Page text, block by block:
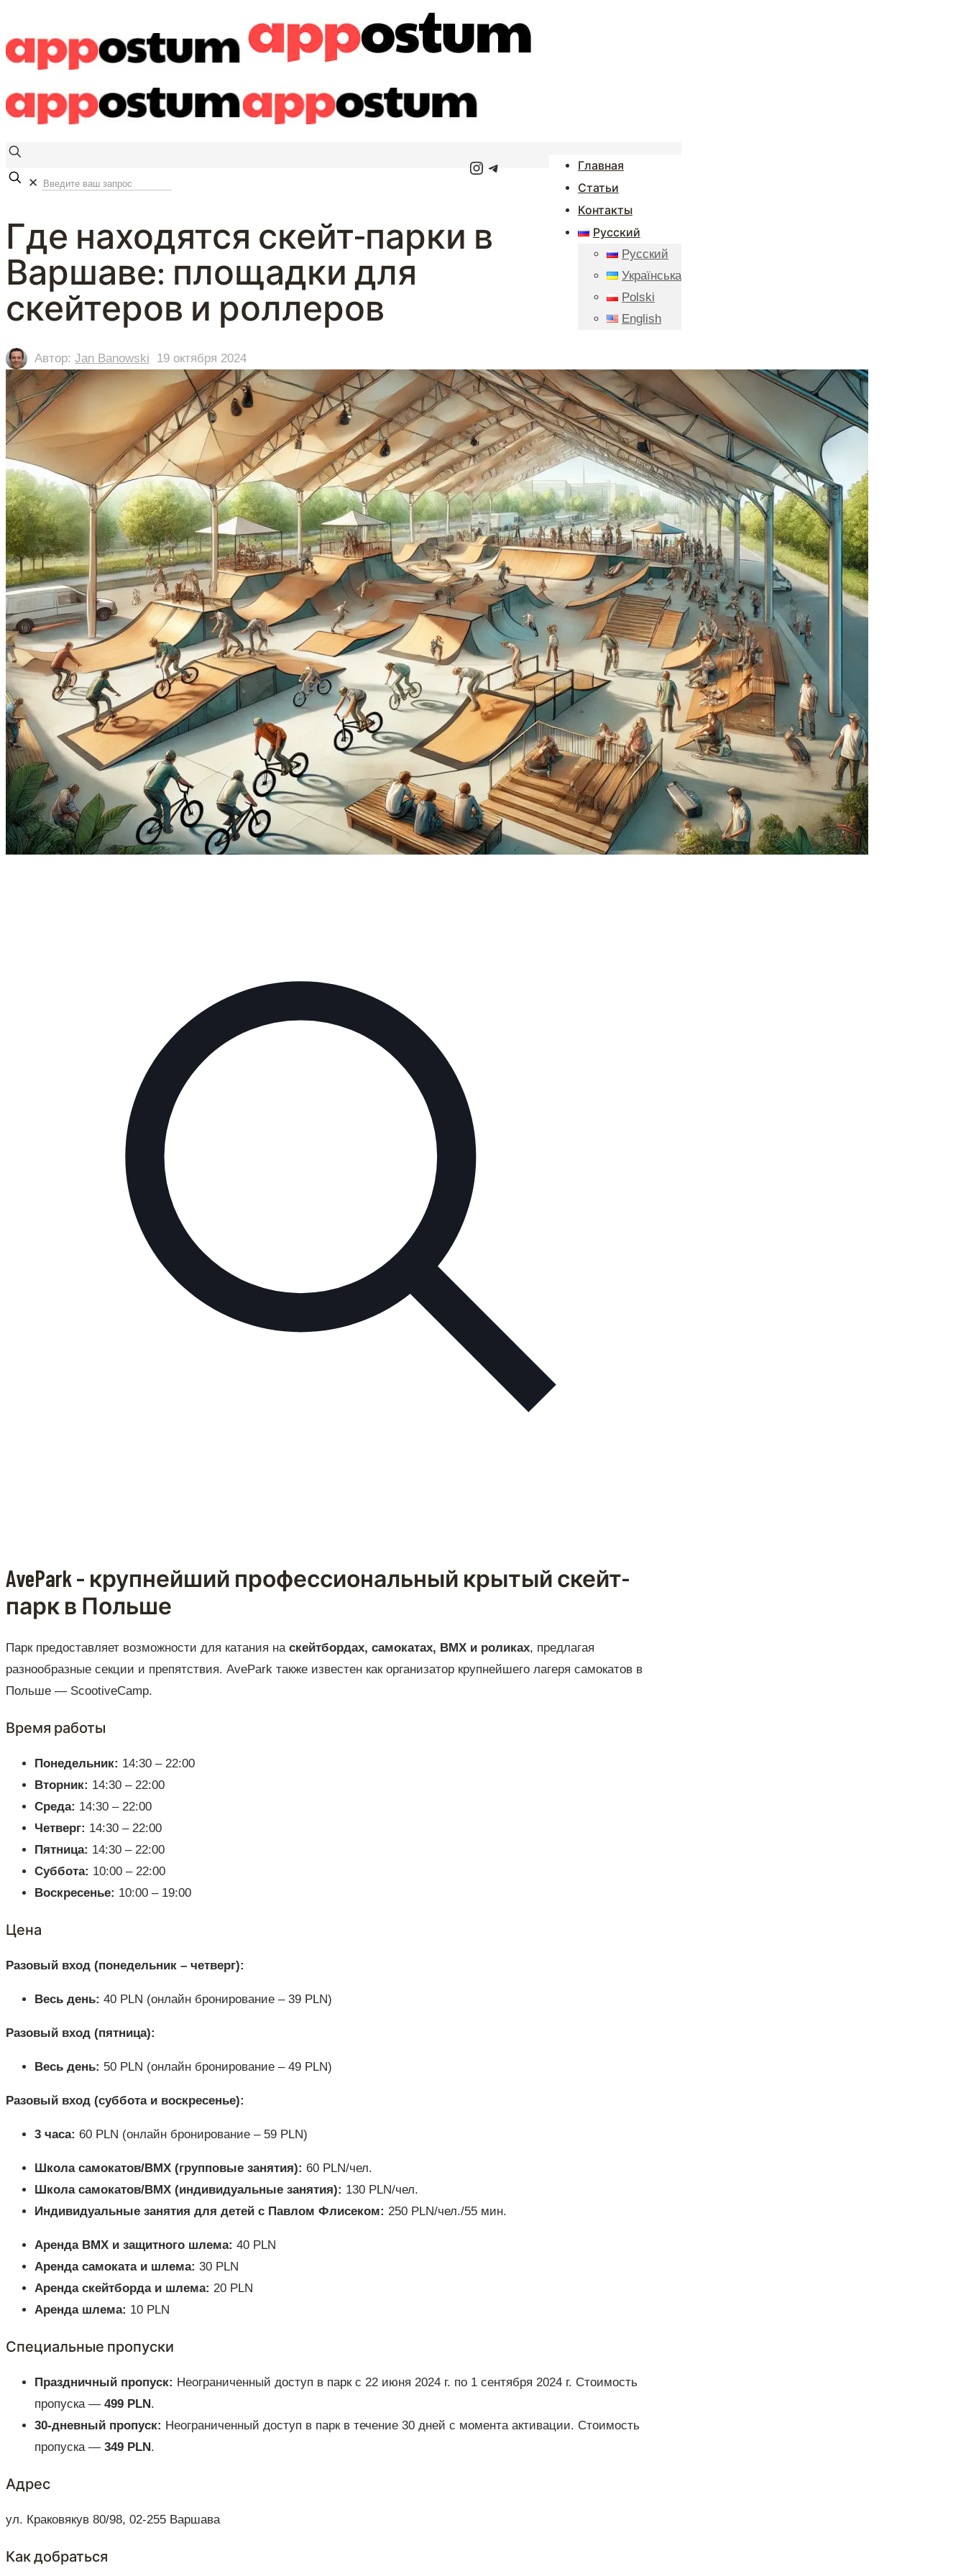
Главная
Статьи
Контакты
Русский
Русский
Українська
Polski
English
Instagram
Telegram
✕
Где находятся скейт-парки в
Варшаве: площадки для
скейтеров и роллеров
Автор: Jan Banowski 19 октября 2024
AvePark – крупнейший профессиональный крытый скейт-
парк в Польше
Парк предоставляет возможности для катания на скейтбордах, самокатах, BMX и роликах, предлагая
разнообразные секции и препятствия. AvePark также известен как организатор крупнейшего лагеря самокатов в
Польше — ScootiveCamp.
Время работы
Понедельник: 14:30 – 22:00
Вторник: 14:30 – 22:00
Среда: 14:30 – 22:00
Четверг: 14:30 – 22:00
Пятница: 14:30 – 22:00
Суббота: 10:00 – 22:00
Воскресенье: 10:00 – 19:00
Цена
Разовый вход (понедельник – четверг):
Весь день: 40 PLN (онлайн бронирование – 39 PLN)
Разовый вход (пятница):
Весь день: 50 PLN (онлайн бронирование – 49 PLN)
Разовый вход (суббота и воскресенье):
3 часа: 60 PLN (онлайн бронирование – 59 PLN)
Школа самокатов/BMX (групповые занятия): 60 PLN/чел.
Школа самокатов/BMX (индивидуальные занятия): 130 PLN/чел.
Индивидуальные занятия для детей с Павлом Флисеком: 250 PLN/чел./55 мин.
Аренда BMX и защитного шлема: 40 PLN
Аренда самоката и шлема: 30 PLN
Аренда скейтборда и шлема: 20 PLN
Аренда шлема: 10 PLN
Специальные пропуски
Праздничный пропуск: Неограниченный доступ в парк с 22 июня 2024 г. по 1 сентября 2024 г. Стоимость
пропуска — 499 PLN .
30-дневный пропуск: Неограниченный доступ в парк в течение 30 дней с момента активации. Стоимость
пропуска — 349 PLN .
Адрес
ул. Краковякув 80/98, 02-255 Варшава
Как добраться